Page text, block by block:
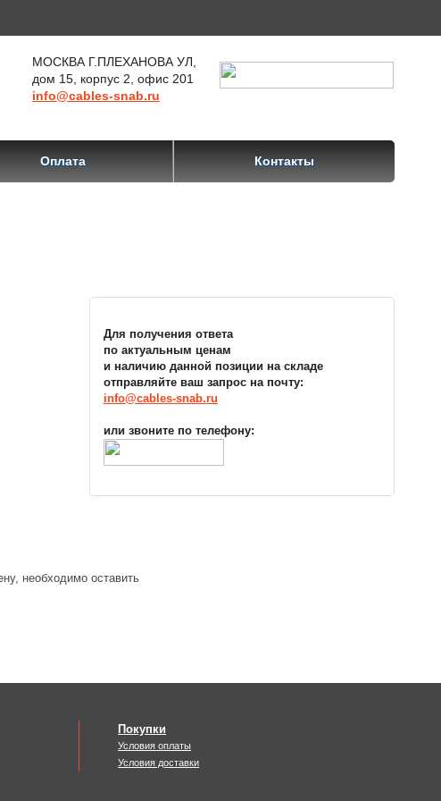
МОСКВА Г.ПЛЕХАНОВА УЛ,
дом 15, корпус 2, офис 201
info@cables-snab.ru
Оплата Контакты
Для получения ответа
по актуальным ценам
и наличию данной позиции на складе
отправляйте ваш запрос на почту:
info@cables-snab.ru
или звоните по телефону:
необходимо оставить
Покупки
Условия оплаты
Условия доставки